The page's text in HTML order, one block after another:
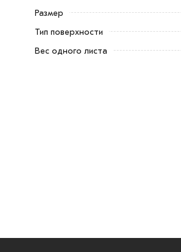
Размер
Тип поверхности
Вес одного листа